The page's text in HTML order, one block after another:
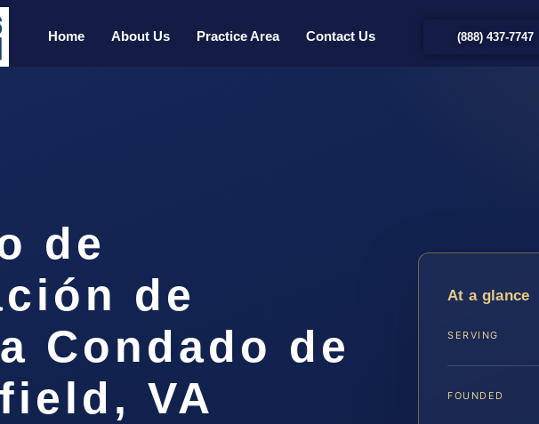
Home About Us Practice Area Contact Us (888) 437-7747
de
de
Condado de
VA
At a glance
SERVING
FOUNDED